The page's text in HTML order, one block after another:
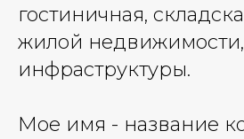
гостиничная,
жилой недвижимости,
инфраструктуры.
Мое имя - название